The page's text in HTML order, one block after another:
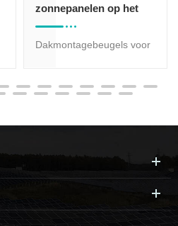
zonnepaneel
montagesysteem
Dakbeugels 2#
jaar garantie, materiaal is
eenvoudig te installeren
installatietijd te besparen.